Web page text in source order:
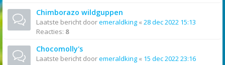
Chimborazo wildguppen
Laatste bericht dooremeraldking « 28 dec 2022 15:13
Reacties: 8
Chocomolly's
Laatste bericht dooremeraldking « 15 dec 2022 23:16